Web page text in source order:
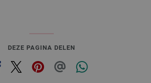
DEZE PAGINA DELEN